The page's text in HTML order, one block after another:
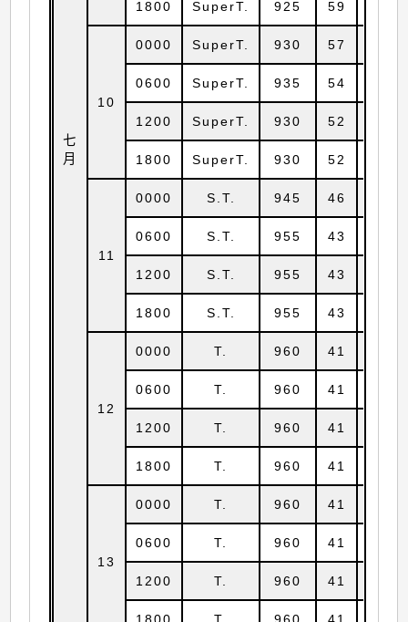
七
月
1800 SuperT. 925 59
10
0000 SuperT. 930 57
0600 SuperT. 935 54
1200 SuperT. 930 52
1800 SuperT. 930 52
11
0000 S.T. 945 46
0600 S.T. 955 43
1200 S.T. 955 43
1800 S.T. 955 43
12
0000 T. 960 41
0600 T. 960 41
1200 T. 960 41
1800 T. 960 41
13
0000 T. 960 41
0600 T. 960 41
1200 T. 960 41
1800 T. 960 41